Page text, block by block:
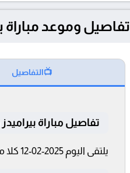
تفاصيل وموعد مباراة بيراميدز و
📺التفاصيل
تفاصيل مباراة
يلتقى اليوم 2025-02-12 كلا من نادى بيراميدز و حرس الحدود فى بطولة الدوري المصري فى تمام الساعة 20:00 بتوقيت القاهرة و 20:00.